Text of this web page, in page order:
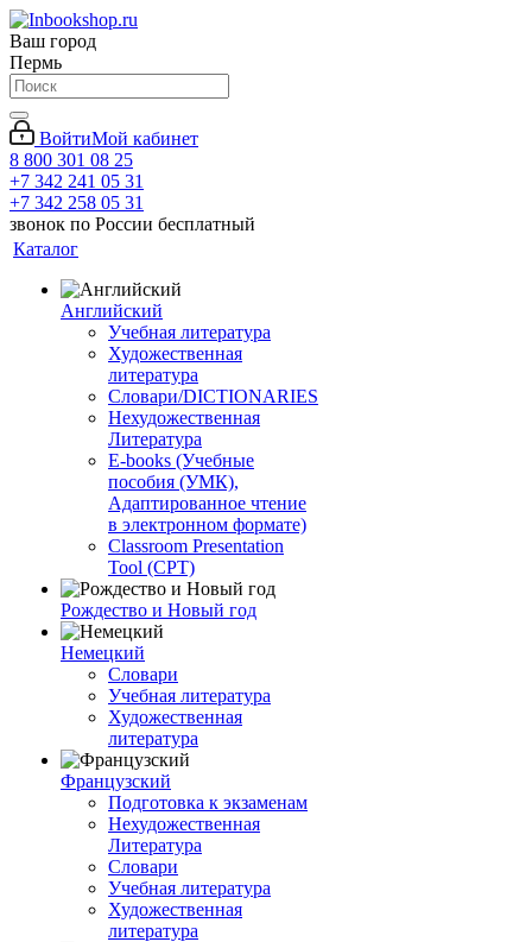
Ваш город
Пермь
ВойтиМой кабинет
8 800 301 08 25
+7 342 241 05 31
+7 342 258 05 31
звонок по России бесплатный
Каталог
Английский
Учебная литература
Художественная
литература
Словари/DICTIONARIES
Нехудожественная
Литература
E-books (Учебные
пособия (УМК),
Адаптированное чтение
в электронном формате)
Classroom Presentation
Tool (CPT)
Рождество и Новый год
Немецкий
Словари
Учебная литература
Художественная
литература
Французский
Подготовка к экзаменам
Нехудожественная
Литература
Словари
Учебная литература
Художественная
литература